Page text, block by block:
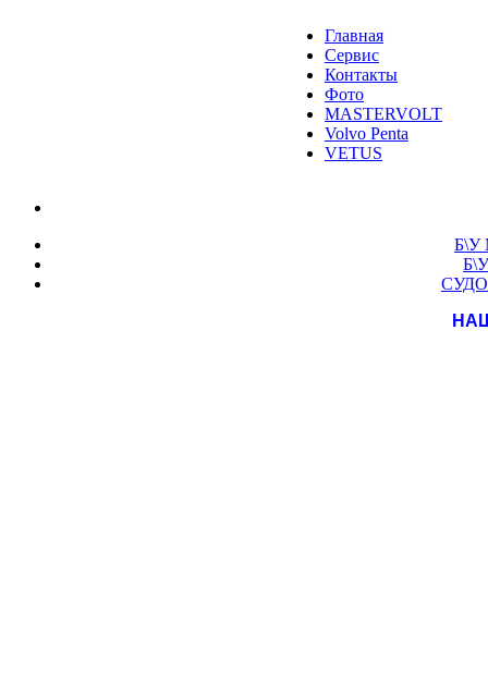
Главная
Сервис
Контакты
Фото
MASTERVOLT
Volvo Penta
VETUS
Б\У